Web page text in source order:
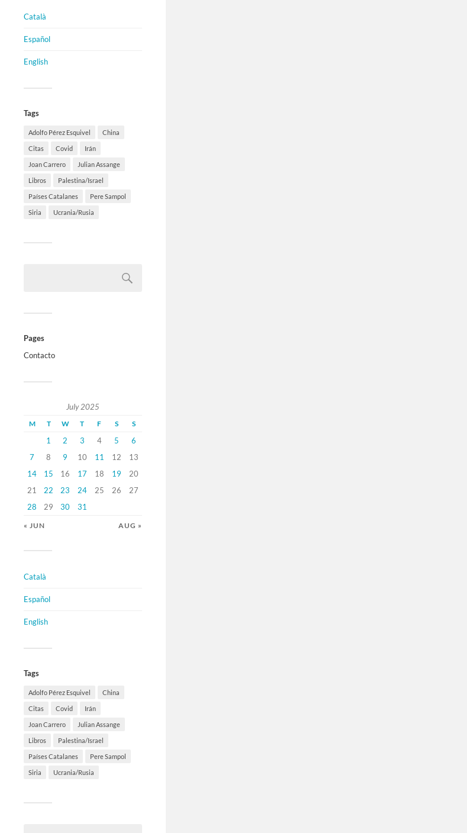
Català
Español
English
Tags
Adolfo Pérez Esquivel China
Citas Covid Irán
Joan Carrero Julian Assange
Libros Palestina/Israel
Países Catalanes Pere Sampol
Siria Ucrania/Rusia
Pages
Contacto
July 2025
M T W T F S S
1 2 3 4 5
6
7
8 9 10 11 12
13
14
15 16 17 18 19
20
21
22 23 24 25 26
27
28
29 30 31
« JUN AUG »
Català
Español
English
Tags
Adolfo Pérez Esquivel China
Citas Covid Irán
Joan Carrero Julian Assange
Libros Palestina/Israel
Países Catalanes Pere Sampol
Siria Ucrania/Rusia